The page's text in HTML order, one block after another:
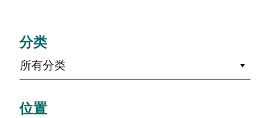
分类
所有分类
位置